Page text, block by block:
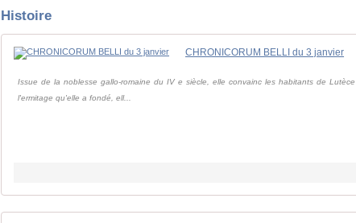
Histoire
CHRONICORUM BELLI du 3 janvier
Issue de la noblesse gallo-romaine du IV e siècle, elle convainc les habitants de
l'ermitage qu'elle a fondé, ell...